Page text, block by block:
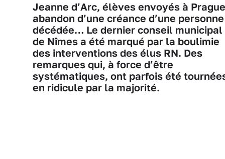
Jeanne d’Arc, élèves envoyés à
abandon d’une créance d’une personne
décédée… Le dernier conseil municipal
de Nîmes a été marqué par la boulimie
des interventions des élus RN. Des
remarques qui, à force d’être
systématiques, ont parfois été
en ridicule par la majorité.